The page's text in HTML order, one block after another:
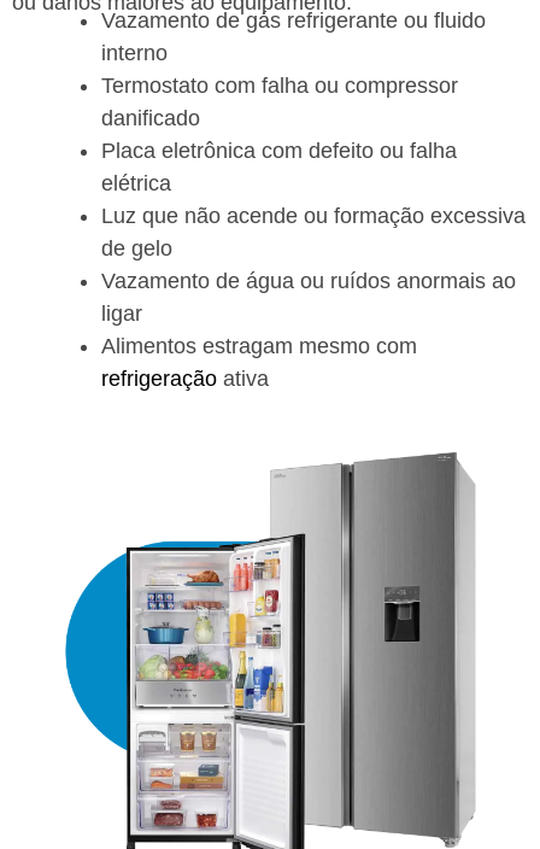
Vazamento de gás refrigerante ou fluido
interno
Termostato com falha ou compressor
danificado
Placa eletrônica com defeito ou falha
elétrica
Luz que não acende ou formação excessiva
de gelo
Vazamento de água ou ruídos anormais ao
ligar
Alimentos estragam mesmo com
refrigeração ativa